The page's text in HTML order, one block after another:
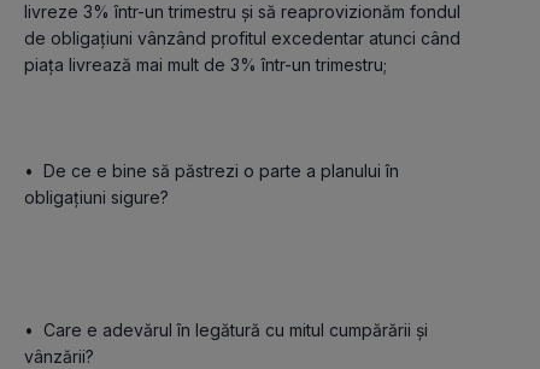
livreze 3% într-un trimestru și să reaprovizionăm fondul
de obligațiuni vânzând profitul excedentar atunci când
piața livrează mai mult de 3% într-un trimestru;
•	De ce e bine să păstrezi o parte a planului în
obligațiuni sigure?
•	Care e adevărul în legătură cu mitul cumpărării și
vânzării?